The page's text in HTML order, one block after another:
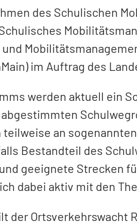
des Schulischen
im Auftrag des
werden aktuell ein
an
Bestandteil des
geeignete Strecken
dabei aktiv mit den
der